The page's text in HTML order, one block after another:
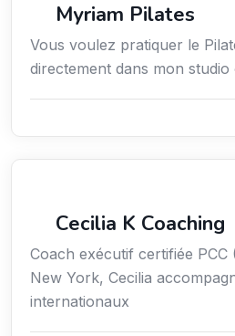
Myriam Pilates
Vous voulez pratiquer le
directement dans mon
Cecilia K Coaching
Coach exécutif certifiée PCC
New York, Cecilia
internationaux